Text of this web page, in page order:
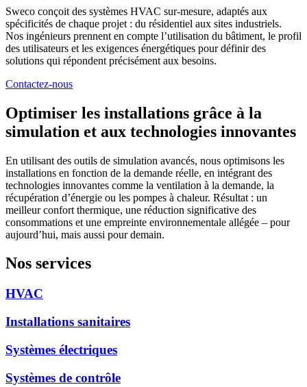
Sweco conçoit des systèmes HVAC sur-mesure, adaptés aux
spécificités de chaque projet : du résidentiel aux sites industriels.
Nos ingénieurs prennent en compte l’utilisation du bâtiment, le profil
des utilisateurs et les exigences énergétiques pour définir des
solutions qui répondent précisément aux besoins.
Contactez-nous
Optimiser les installations grâce à la
simulation et aux technologies innovantes
En utilisant des outils de simulation avancés, nous optimisons les
installations en fonction de la demande réelle, en intégrant des
technologies innovantes comme la ventilation à la demande, la
récupération d’énergie ou les pompes à chaleur. Résultat : un
meilleur confort thermique, une réduction significative des
consommations et une empreinte environnementale allégée – pour
aujourd’hui, mais aussi pour demain.
Nos services
HVAC
Installations sanitaires
Systèmes électriques
Systèmes de contrôle